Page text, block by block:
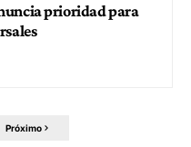
prioridad para
Próximo